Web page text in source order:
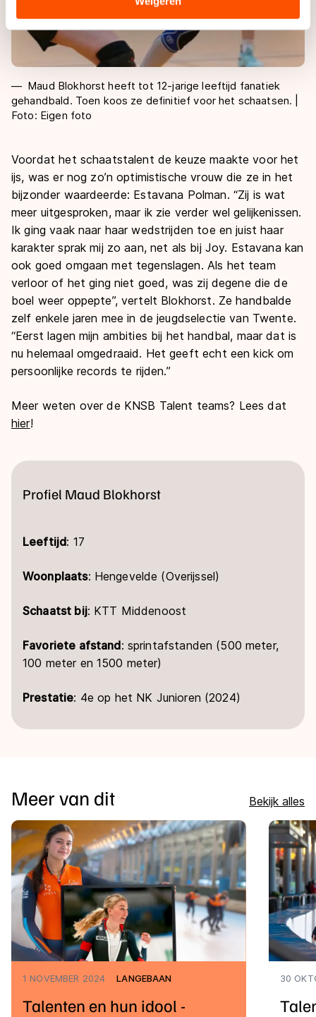
landen buiten de EU, zoals de VS, waar mogelijk geen
adequaat beschermingsniveau geldt volgens de GDPR.
Door op ‘Toestaan’ te klikken, stemt u in met deze
overdracht. Meer informatie vindt u in onscookiebeleid.
Maud Blokhorst heeft tot 12-jarige leeftijd fanatiek
gehandbald. Toen koos ze definitief voor het schaatsen. |
Foto: Eigen foto
Voordat het schaatstalent de keuze maakte voor het
ijs, was er nog zo’n optimistische vrouw die ze in het
bijzonder waardeerde: Estavana Polman. “Zij is wat
meer uitgesproken, maar ik zie verder wel gelijkenissen.
Ik ging vaak naar haar wedstrijden toe en juist haar
karakter sprak mij zo aan, net als bij Joy. Estavana kan
ook goed omgaan met tegenslagen. Als het team
verloor of het ging niet goed, was zij degene die de
boel weer oppepte”, vertelt Blokhorst. Ze handbalde
zelf enkele jaren mee in de jeugdselectie van Twente.
“Eerst lagen mijn ambities bij het handbal, maar dat is
nu helemaal omgedraaid. Het geeft echt een kick om
persoonlijke records te rijden.”
Meer weten over de KNSB Talent teams? Lees dat
hier!
Profiel Maud Blokhorst
Leeftijd: 17
Woonplaats: Hengevelde (Overijssel)
Schaatst bij: KTT Middenoost
Favoriete afstand: sprintafstanden (500 meter,
100 meter en 1500 meter)
Prestatie: 4e op het NK Junioren (2024)
Meer van dit Bekijk alles
1 NOVEMBER 2024 LANGEBAAN
Talenten en hun idool -
30